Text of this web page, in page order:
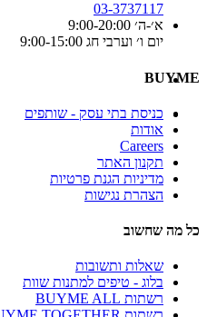
03-3737117
א׳-ה׳ 9:00-20:00
יום ו׳ וערבי חג 9:00-15:00
BUYME
כניסת בתי עסק - שותפים
אודות
Careers
תקנון האתר
מדיניות הגנת פרטיות
הצהרת נגישות
כל מה שחשוב
שאלות ותשובות
בלוג - טיפים למתנות שוות
רשתות BUYME ALL